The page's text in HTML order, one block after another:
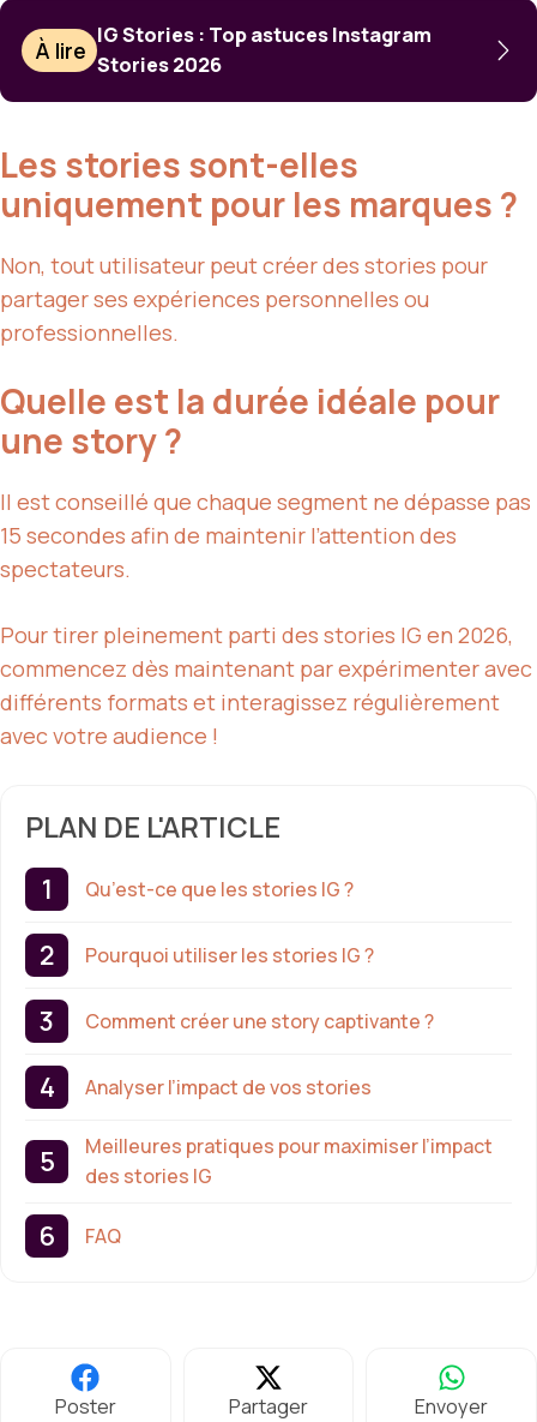
À lire
IG Stories : Top astuces Instagram
Stories 2026
Les stories sont-elles
uniquement pour les marques ?
Non, tout utilisateur peut créer des stories pour
partager ses expériences personnelles ou
professionnelles.
Quelle est la durée idéale pour
une story ?
Il est conseillé que chaque segment ne dépasse pas
15 secondes afin de maintenir l’attention des
spectateurs.
Pour tirer pleinement parti des stories IG en 2026,
commencez dès maintenant par expérimenter avec
différents formats et interagissez régulièrement
avec votre audience !
PLAN DE L'ARTICLE
Qu’est-ce que les stories IG ?
Pourquoi utiliser les stories IG ?
Comment créer une story captivante ?
Analyser l’impact de vos stories
Meilleures pratiques pour maximiser l’impact
des stories IG
FAQ
Poster Partager Envoyer